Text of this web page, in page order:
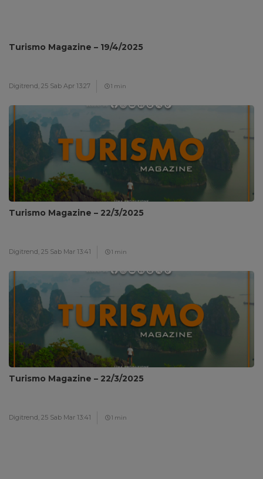
Turismo Magazine – 19/4/2025
Digitrend, 25 Sab Apr 13:27 1 min
Turismo Magazine – 22/3/2025
Digitrend, 25 Sab Mar 13:41 1 min
Turismo Magazine – 22/3/2025
Digitrend, 25 Sab Mar 13:41 1 min